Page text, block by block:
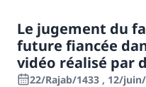
Le jugement du
future fiancée
vidéo réalisé par
22/Rajab/1433 , 12/